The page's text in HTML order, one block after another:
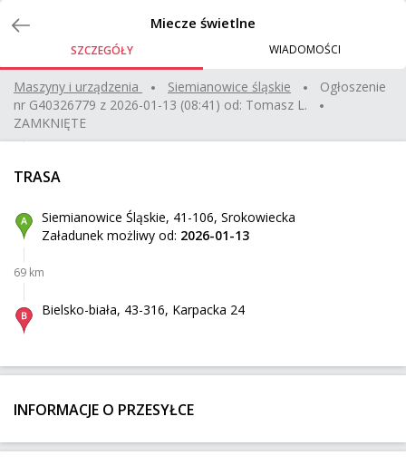
Zlecenia
Miecze świetlne
SZCZEGÓŁY WIADOMOŚCI
Maszyny i urządzenia siemianowice śląskie
Ogłoszenie
nr G40326779 z 2026-01-13 (08:41) od: Tomasz L.
ZAMKNIĘTE
TRASA
Siemianowice Śląskie, 41-106, Srokowiecka
Załadunek możliwy od: 2026-01-13
69 km
Bielsko-biała, 43-316, Karpacka 24
INFORMACJE O PRZESYŁCE
Zlecę przewóz 5 pustych złożonych palet
Ehrenfriedersdorf
397 km 240 kg 1,92 m³ 500 zł
zaczep
Do: Radzionków
2 fotele ogrodowe
Z: Warszawa
Do: Lębork